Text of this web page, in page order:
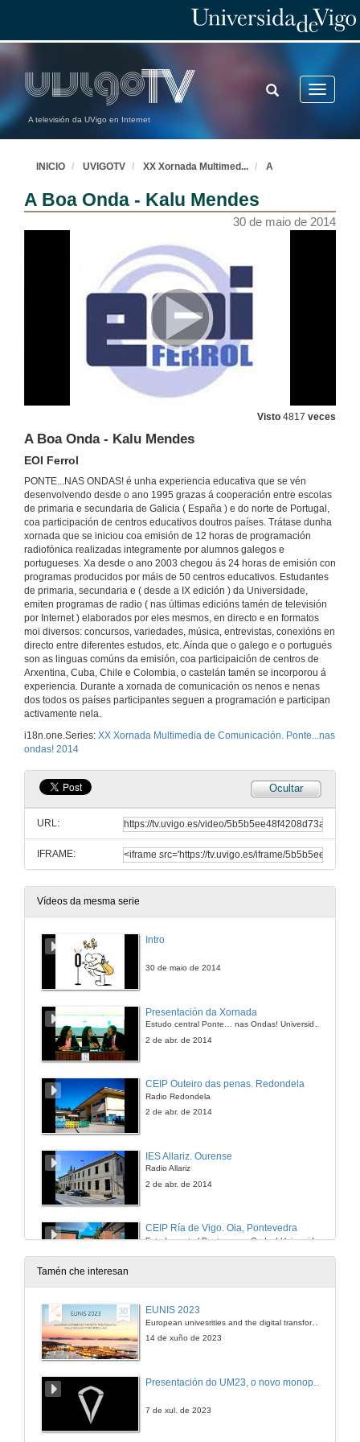
A televisión da UVigo en Internet
Toggle
TOGGLE
SEARCH
INICIO UVIGOTV XX Xornada Multimed... A
A Boa Onda - Kalu Mendes
30 de maio de 2014
Visto 4817 veces
A Boa Onda - Kalu Mendes
EOI Ferrol
PONTE...NAS ONDAS! é unha experiencia educativa que se vén
desenvolvendo desde o ano 1995 grazas á cooperación entre escolas
de primaria e secundaria de Galicia ( España ) e do norte de Portugal,
coa participación de centros educativos doutros países. Trátase dunha
xornada que se iniciou coa emisión de 12 horas de programación
radiofónica realizadas integramente por alumnos galegos e
portugueses. Xa desde o ano 2003 chegou ás 24 horas de emisión con
programas producidos por máis de 50 centros educativos. Estudantes
de primaria, secundaria e ( desde a IX edición ) da Universidade,
emiten programas de radio ( nas últimas edicións tamén de televisión
por Internet ) elaborados por eles mesmos, en directo e en formatos
moi diversos: concursos, variedades, música, entrevistas, conexións en
directo entre diferentes estudos, etc. Aínda que o galego e o portugués
son as linguas comúns da emisión, coa participaición de centros de
Arxentina, Cuba, Chile e Colombia, o castelán tamén se incorporou á
experiencia. Durante a xornada de comunicación os nenos e nenas
dos todos os países participantes seguen a programación e participan
activamente nela.
i18n.one.Series: XX Xornada Multimedia de Comunicación. Ponte...nas
ondas! 2014
Ocultar
URL:
IFRAME:
Vídeos da mesma serie
Intro
30 de maio de 2014
Presentación da Xornada
Estudo central Ponte… nas Ondas! Universidade de Vigo
2 de abr. de 2014
CEIP Outeiro das penas. Redondela
Radio Redondela
2 de abr. de 2014
IES Allariz. Ourense
Radio Allariz
2 de abr. de 2014
CEIP Ría de Vigo. Oia, Pontevedra
Estudo central Ponte… nas Ondas! Universidade de Vigo
2 de abr. de 2014
Radio Tui
2 de abr. de 2014
Radio Redondela
Tamén che interesan
EUNIS 2023
European univesrities and the digital transformation: challenges and opportunities ahead
14 de xuño de 2023
7 de xul. de 2023